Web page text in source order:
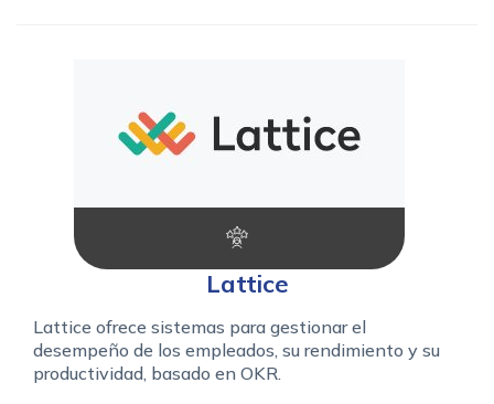
Lattice
Lattice ofrece sistemas para gestionar el
desempeño de los empleados, su rendimiento y su
productividad, basado en OKR.